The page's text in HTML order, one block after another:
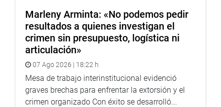
Marleny Arminta: «No podemos pedir
resultados a quienes investigan el
crimen sin presupuesto, logística ni
articulación»
07 Ago 2026 | 18:22 h
Mesa de trabajo interinstitucional evidenció
graves brechas para enfrentar la extorsión y el
crimen organizado Con éxito se desarrolló...